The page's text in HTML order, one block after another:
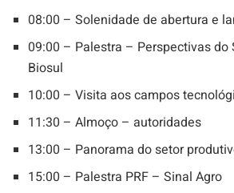
08:00 – Solenidade de abertura e
09:00 – Palestra – Perspectivas
Biosul
10:00 – Visita aos campos
11:30 – Almoço – autoridades
13:00 – Panorama do setor
15:00 – Palestra PRF – Sinal Agro